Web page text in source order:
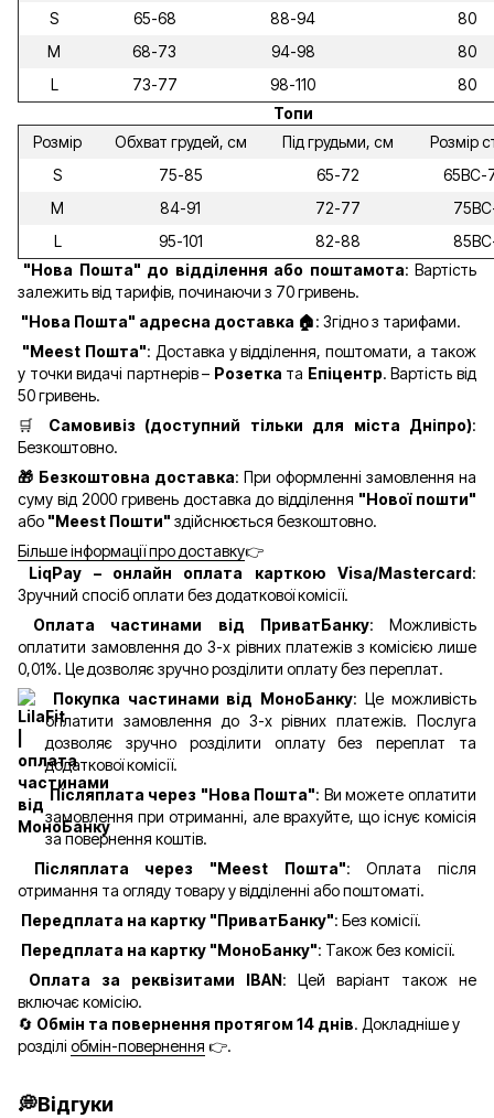
S 65-68 88-94
80
M
68-73 94-98
80
L
73-77 98-110
80
Топи
Розмір
Обхват грудей, см Під грудьми, см
Розмір
S
75-85 65-72
65ВС-
M
84-91 72-77
L
95-101 82-88
"Нова Пошта" до відділення або поштамота: Вартість
залежить від тарифів, починаючи з 70 гривень.
"Нова Пошта" адресна доставка 🏠: Згідно з тарифами.
"Meest Пошта": Доставка у відділення, поштомати, а також
у точки видачі партнерів – Розетка та Епіцентр. Вартість від
50 гривень.
🛒 Самовивіз (доступний тільки для міста Дніпро):
Безкоштовно.
🎁 Безкоштовна доставка: При оформленні замовлення на
суму від 2000 гривень доставка до відділення "Нової пошти"
або "Meest Пошти" здійснюється безкоштовно.
Більше інформації про доставку👉
LiqPay – онлайн оплата карткою Visa/Mastercard:
Зручний спосіб оплати без додаткової комісії.
Оплата частинами від ПриватБанку: Можливість
оплатити замовлення до 3-х рівних платежів з комісією лише
0,01%. Це дозволяє зручно розділити оплату без переплат.
Покупка частинами від МоноБанку: Це можливість
оплатити замовлення до 3-х рівних платежів. Послуга
дозволяє зручно розділити оплату без переплат та
додаткової комісії.
Післяплата через "Нова Пошта": Ви можете оплатити
замовлення при отриманні, але врахуйте, що існує комісія
за повернення коштів.
Післяплата через "Meest Пошта": Оплата після
отримання та огляду товару у відділенні або поштоматі.
Передплата на картку "ПриватБанку": Без комісії.
Передплата на картку "МоноБанку": Також без комісії.
Оплата за реквізитами IBAN: Цей варіант також не
включає комісію.
🔄 Обмін та повернення протягом 14 днів. Докладніше у
розділі обмін-повернення 👉.
💭Відгуки